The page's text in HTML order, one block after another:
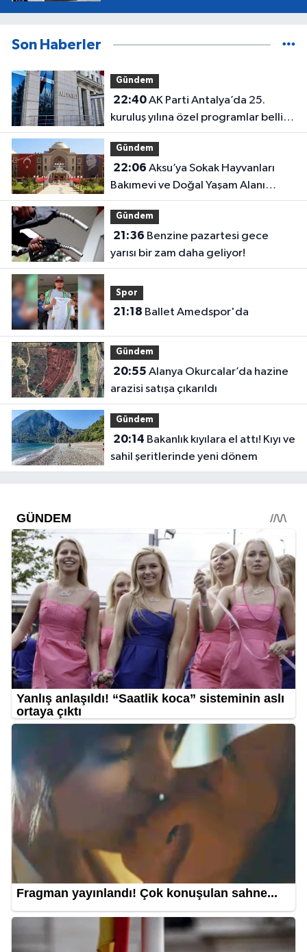
Son Haberler
Gündem
22:40AK Parti Antalya’da 25.
kuruluş yılına özel programlar belli
oldu
Gündem
22:06
Bakımevi ve Doğal Yaşam Alanı
geliyor
Gündem
21:36
yarısı bir zam daha geliyor!
Spor
21:18 Ballet Amedspor'da
Gündem
20:55
arazisi satışa çıkarıldı
Gündem
20:14
sahil şeritlerinde yeni dönem